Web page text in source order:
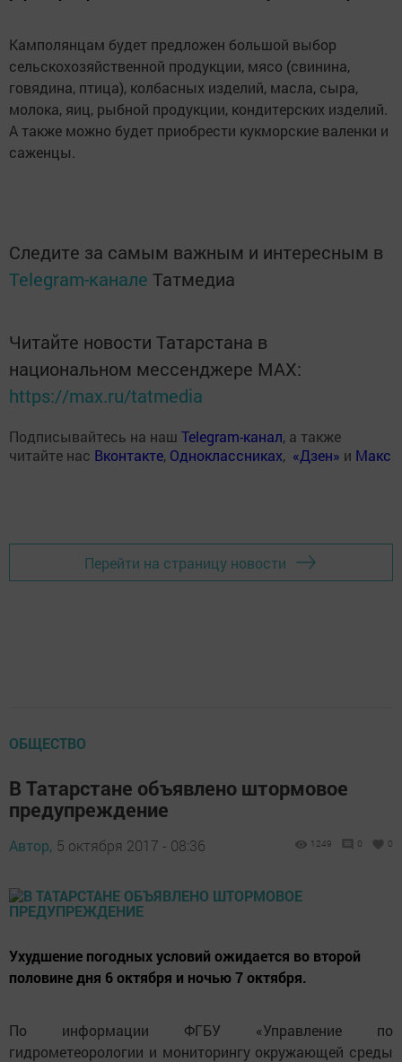
Камполянцам будет предложен большой выбор
сельскохозяйственной продукции, мясо (свинина,
говядина, птица), колбасных изделий, масла, сыра,
молока, яиц, рыбной продукции, кондитерских изделий.
А также можно будет приобрести кукморские валенки и
саженцы.
Следите за самым важным и интересным в
Telegram-канале Татмедиа
Читайте новости Татарстана в
национальном мессенджере MАХ:
https://max.ru/tatmedia
Подписывайтесь на наш Telegram-канал, а также
читайте нас Вконтакте, Одноклассниках, «Дзен» и Макс
Перейти на страницу новости
ОБЩЕСТВО
В Татарстане объявлено штормовое
предупреждение
Автор, 5 октября 2017 - 08:36 1249 0 0
Ухудшение погодных условий ожидается во второй
половине дня 6 октября и ночью 7 октября.
По информации ФГБУ «Управление по
гидрометеорологии и мониторингу окружающей среды